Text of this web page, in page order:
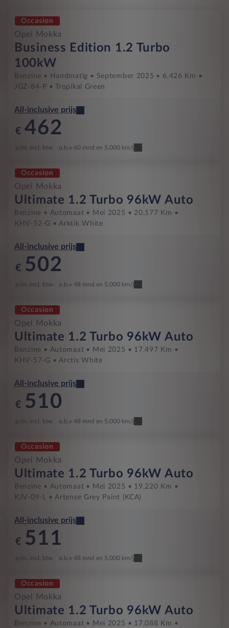
Occasion
Opel Mokka
Business Edition 1.2 Turbo
100kW
Benzine Handmatig September 2025
6,426 Km
JGZ-84-P
Tropikal Green
All-inclusive prijs
€ 462
p/m. incl. btw o.b.v 60 mnd en 5,000 km/j
Occasion
Opel Mokka
Ultimate 1.2 Turbo 96kW Auto
Benzine Automaat Mei 2025
20,177 Km
KHV-52-G
Arktik White
All-inclusive prijs
€ 502
p/m. incl. btw o.b.v 48 mnd en 5,000 km/j
Occasion
Opel Mokka
Ultimate 1.2 Turbo 96kW Auto
Benzine Automaat Mei 2025
17,497 Km
KHV-57-G
Arctis White
All-inclusive prijs
€ 510
p/m. incl. btw o.b.v 48 mnd en 5,000 km/j
Occasion
Opel Mokka
Ultimate 1.2 Turbo 96kW Auto
Benzine Automaat Mei 2025
19,220 Km
KJV-09-L
Artense Grey Paint (KCA)
All-inclusive prijs
€ 511
p/m. incl. btw o.b.v 48 mnd en 5,000 km/j
Occasion
Opel Mokka
Ultimate 1.2 Turbo 96kW Auto
Benzine Automaat Mei 2025 17,088 Km